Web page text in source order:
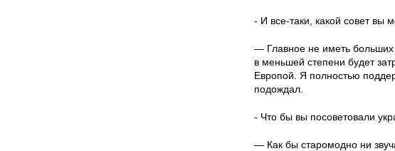
- И все-таки, какой совет вы
— Главное не иметь больших
в меньшей степени будет
Европой. Я полностью
подождал.
- Что бы вы посоветовали
— Как бы старомодно ни